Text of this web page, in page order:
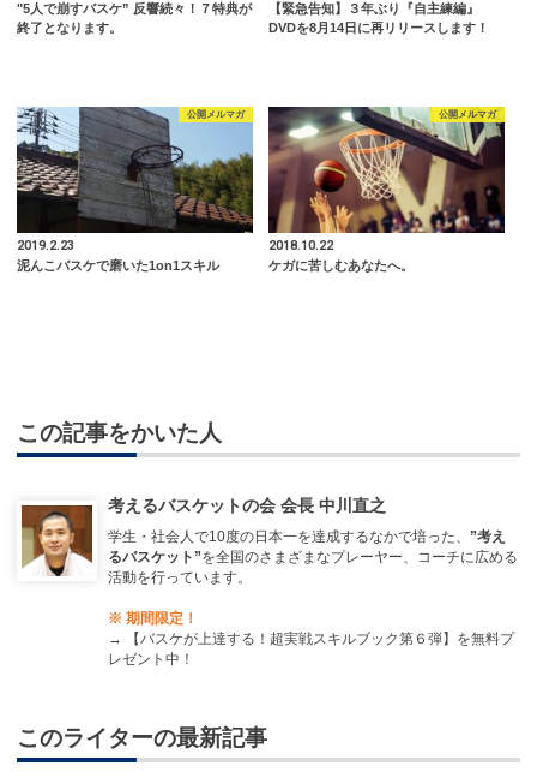
"5人で崩すバスケ” 反響続々！７特典が
終了となります。
【緊急告知】３年ぶり『自主練編』
DVDを8月14日に再リリースします！
公開メルマガ
2019.2.23
泥んこバスケで磨いた1on1スキル
公開メルマガ
2018.10.22
ケガに苦しむあなたへ。
この記事をかいた人
考えるバスケットの会 会長 中川直之
学生・社会人で10度の日本一を達成するなかで培った、 ”考え
るバスケット”を全国のさまざまなプレーヤー、コーチに広める
活動を行っています。
※ 期間限定！
→
【バスケが上達する！超実戦スキルブック第６弾】を無料プ
レゼント中！
このライターの最新記事